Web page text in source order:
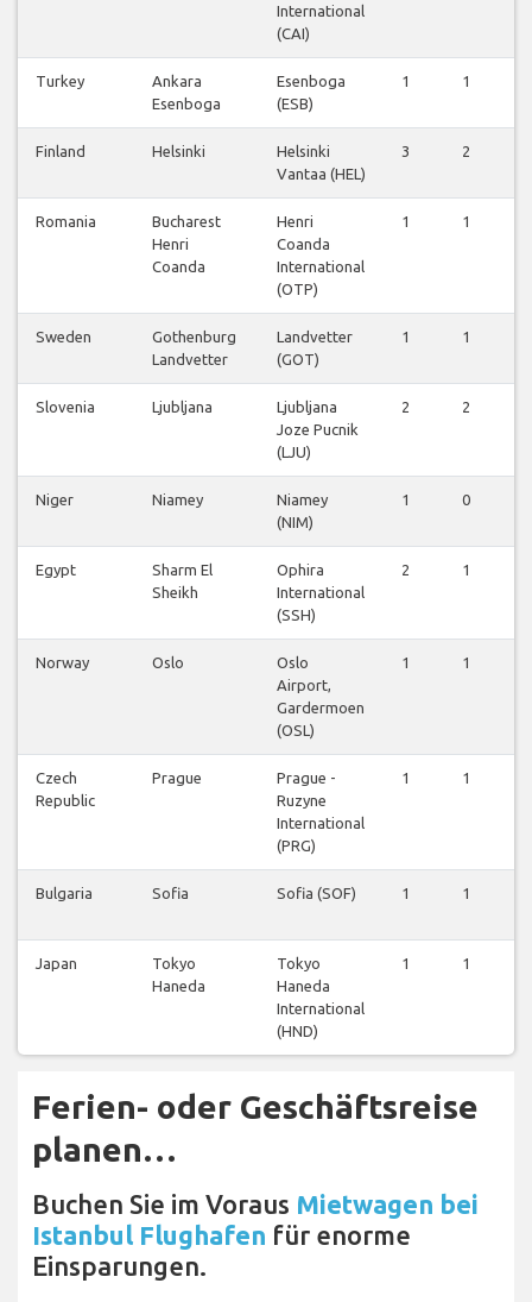
International
(CAI)
Turkey
Ankara
Esenboga
Esenboga
(ESB)
1 1
Finland Helsinki
Helsinki
Vantaa (HEL)
3 2
Romania
Bucharest
Henri
Coanda
Henri
Coanda
International
(OTP)
1 1
Sweden
Gothenburg
Landvetter
Landvetter
(GOT)
1 1
Slovenia Ljubljana
Ljubljana
Joze Pucnik
(LJU)
2 2
Niger Niamey
Niamey
(NIM)
1 0
Egypt
Sharm El
Sheikh
Ophira
International
(SSH)
2 1
Norway Oslo
Oslo
Airport,
Gardermoen
(OSL)
1 1
Czech
Republic
Prague
Prague -
Ruzyne
International
(PRG)
1 1
Bulgaria Sofia Sofia (SOF) 1 1
Japan
Tokyo
Haneda
Tokyo
Haneda
International
(HND)
1 1
Ferien- oder Geschäftsreise
planen…
Buchen Sie im Voraus Mietwagen bei
Istanbul Flughafen für enorme
Einsparungen.